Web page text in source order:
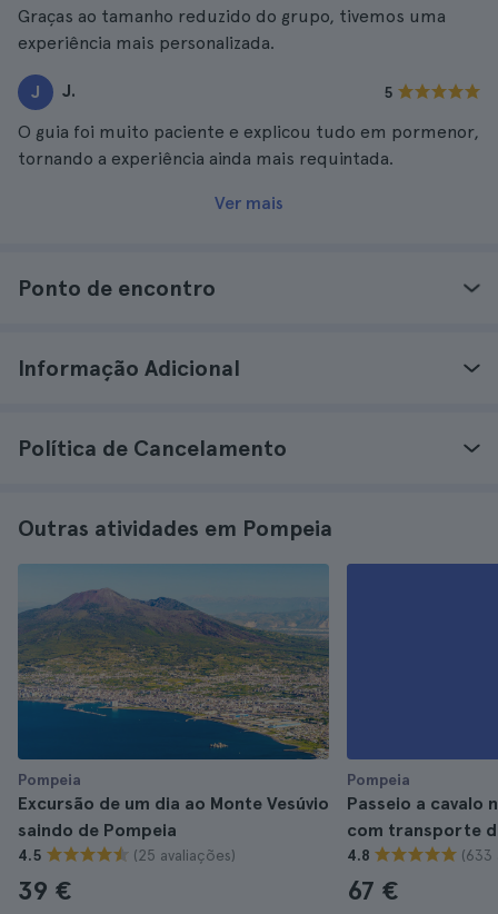
Graças ao tamanho reduzido do grupo, tivemos uma
experiência mais personalizada.
J J. 5
O guia foi muito paciente e explicou tudo em pormenor,
tornando a experiência ainda mais requintada.
Ver mais
Ponto de encontro
Informação Adicional
Política de Cancelamento
Outras atividades em Pompeia
Pompeia
Excursão de um dia ao Monte Vesúvio
saindo de Pompeia
4.5 (25 avaliações)
39 €
Pompeia
Passeio a cavalo
com transporte
4.8 (633
67 €